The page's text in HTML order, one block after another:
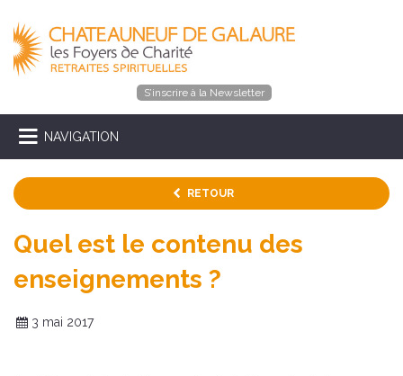
S’inscrire à la Newsletter
NAVIGATION
RETOUR
Quel est le contenu des
enseignements ?
3 mai 2017